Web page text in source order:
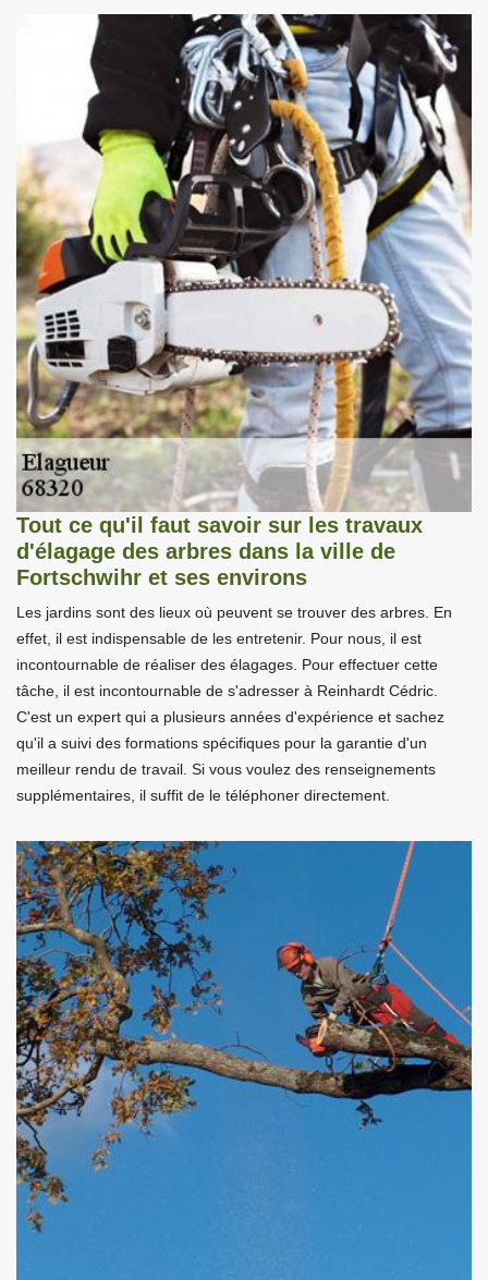
Tout ce qu'il faut savoir sur les travaux
d'élagage des arbres dans la ville de
Fortschwihr et ses environs
Les jardins sont des lieux où peuvent se trouver des arbres. En
effet, il est indispensable de les entretenir. Pour nous, il est
incontournable de réaliser des élagages. Pour effectuer cette
tâche, il est incontournable de s'adresser à Reinhardt Cédric.
C'est un expert qui a plusieurs années d'expérience et sachez
qu'il a suivi des formations spécifiques pour la garantie d'un
meilleur rendu de travail. Si vous voulez des renseignements
supplémentaires, il suffit de le téléphoner directement.